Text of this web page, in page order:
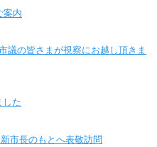
案内
議の皆さまが視察にお越し頂きま
た
市長のもとへ表敬訪問